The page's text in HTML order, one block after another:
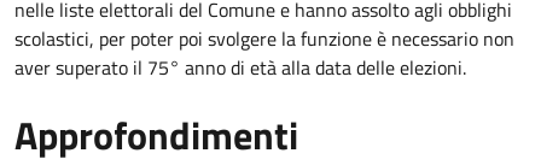
nelle liste elettorali del Comune e hanno assolto agli obblighi
scolastici, per poter poi svolgere la funzione è necessario non
aver superato il 75° anno di età alla data delle elezioni.
Approfondimenti